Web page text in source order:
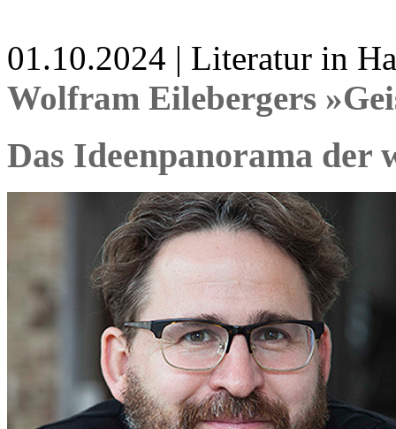
01.10.2024 | Literatur in
Wolfram Eilebergers
Das Ideenpanorama der